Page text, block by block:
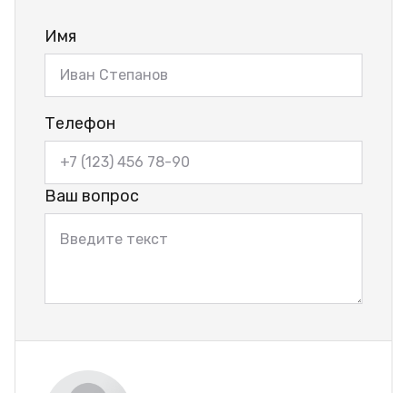
Имя
Телефон
Ваш вопрос